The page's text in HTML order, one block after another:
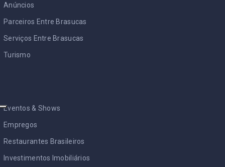
Anúncios
Parceiros Entre Brasucas
Serviços Entre Brasucas
Turismo
Eventos & Shows
Empregos
Restaurantes Brasileiros
Investimentos Imobiliários